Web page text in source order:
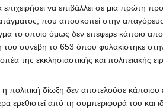
να επιβάλλει σε μια πρώτη
που αποσκοπεί στην
το οποίο όμως δεν επέφερε κάποιο
συνέβη το 653 όπου φυλακίστηκε
της εκκλησιαστικής και πολιτειακής
δίωξη δεν αποτελούσε
ερεθιστεί από τη συμπεριφορά του